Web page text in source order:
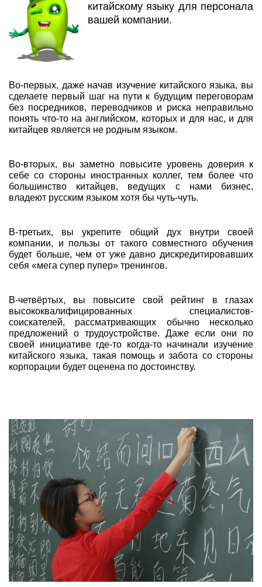
китайскому языку для персонала
вашей компании.
Во-первых, даже начав изучение китайского языка, вы
сделаете первый шаг на пути к будущим переговорам
без посредников, переводчиков и риска неправильно
понять что-то на английском, которых и для нас, и для
китайцев является не родным языком.
Во-вторых, вы заметно повысите уровень доверия к
себе со стороны иностранных коллег, тем более что
большинство китайцев, ведущих с нами бизнес,
владеют русским языком хотя бы чуть-чуть.
В-третьих, вы укрепите общий дух внутри своей
компании, и пользы от такого совместного обучения
будет больше, чем от уже давно дискредитировавших
себя «мега супер пупер» тренингов.
В-четвёртых, вы повысите свой рейтинг в глазах
высококвалифицированных специалистов-
соискателей, рассматривающих обычно несколько
предложений о трудоустройстве. Даже если они по
своей инициативе где-то когда-то начинали изучение
китайского языка, такая помощь и забота со стороны
корпорации будет оценена по достоинству.